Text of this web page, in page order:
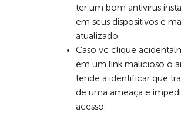
ter um bom antivírus
em seus dispositivos e
atualizado.
Caso vc clique
em um link malicioso o
tende a identificar que
de uma ameaça e
acesso.